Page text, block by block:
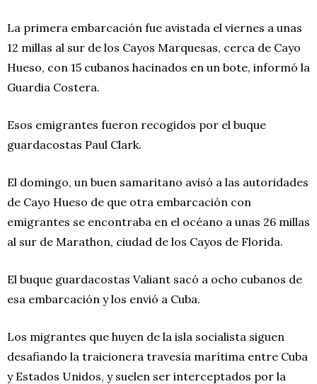
La primera embarcación fue avistada el viernes a unas
12 millas al sur de los Cayos Marquesas, cerca de Cayo
Hueso, con 15 cubanos hacinados en un bote, informó la
Guardia Costera.
Esos emigrantes fueron recogidos por el buque
guardacostas Paul Clark.
El domingo, un buen samaritano avisó a las autoridades
de Cayo Hueso de que otra embarcación con
emigrantes se encontraba en el océano a unas 26 millas
al sur de Marathon, ciudad de los Cayos de Florida.
El buque guardacostas Valiant sacó a ocho cubanos de
esa embarcación y los envió a Cuba.
Los migrantes que huyen de la isla socialista siguen
desafiando la traicionera travesía marítima entre Cuba
y Estados Unidos, y suelen ser interceptados por la